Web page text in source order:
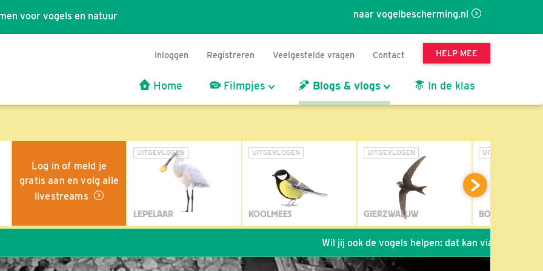
naar vogelbescherming.nl
voor vogels en natuur
Inloggen Registreren Veelgestelde vragen Contact HELP MEE
Home Filmpjes Blogs & vlogs In de klas
Log in of meld je
gratis aan en volg alle
livestreams
UITGEVLOGEN
LEPELAAR
UITGEVLOGEN
KOOLMEES
UITGEVLOGEN
GIERZWALUW
UITGEVLOGEN
BOSUIL
Wil jij ook de vogels helpen: dat kan via de link!